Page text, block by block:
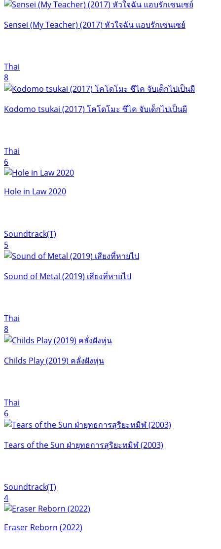
Sensei (My Teacher) (2017) หัวใจฉัน แอบรักเซนเซย์
Thai
8
Kodomo tsukai (2017) โคโดโมะ ซึไค จับเด็กไปเป็นผี
Thai
6
Hole in Law 2020
Soundtrack(T)
5
Sound of Metal (2019) เสียงที่หายไป
Thai
8
Childs Play (2019) คลั่งฝังหุ่น
Thai
6
Tears of the Sun ฝ่ายุทธการสุริยะทมิฬ (2003)
Soundtrack(T)
4
Eraser Reborn (2022)